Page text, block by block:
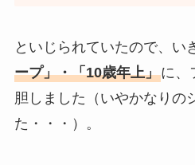
といじられていたので、い
ープ」・「10歳年上」に、
胆しました（いやかなりの
た・・・）。